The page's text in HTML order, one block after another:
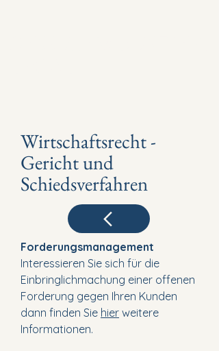
Wirtschaftsrecht -
Gericht und
Schiedsverfahren
Forderungsmanagement
Interessieren Sie sich für die
Einbringlichmachung einer offenen
Forderung gegen Ihren Kunden
dann finden Sie hier weitere
Informationen.